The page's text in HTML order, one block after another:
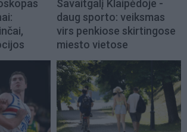
Savaitgalį Klaipėdoje -
daug sporto: veiksmas
virs penkiose skirtingose
miesto vietose